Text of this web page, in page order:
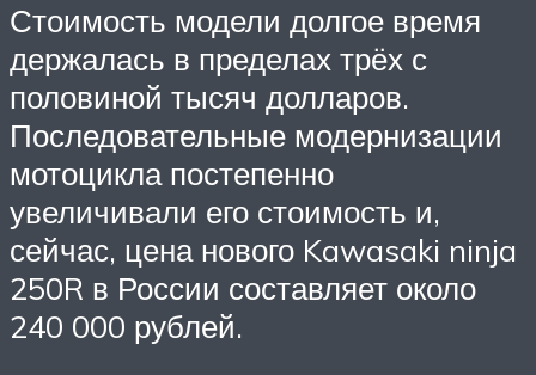
Стоимость модели долгое время
держалась в пределах трёх с
половиной тысяч долларов.
Последовательные модернизации
мотоцикла постепенно
увеличивали его стоимость и,
сейчас, цена нового Kawasaki ninja
250R в России составляет около
240 000 рублей.